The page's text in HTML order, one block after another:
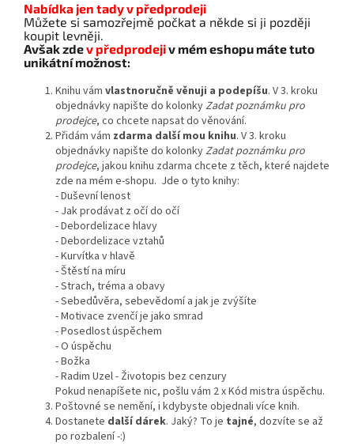
Nabídka jen tady v předprodeji
Můžete si samozřejmě počkat a někde si ji později
koupit levněji.
Avšak zdev předprodejiv mém eshopu máte tuto
unikátní možnost:
Knihu vám vlastnoručně věnuji a podepíšu. V 3. kroku
objednávky napište do kolonkyZadat poznámku pro
prodejce, co chcete napsat do věnování.
Přidám vám zdarma další mou knihu. V 3. kroku
objednávky napište do kolonkyZadat poznámku pro
prodejce, jakou knihu zdarma chcete z těch, které najdete
zde na mém e-shopu. Jde o tyto knihy:
- Duševní lenost
- Jak prodávat z očí do očí
- Debordelizace hlavy
- Debordelizace vztahů
- Kurvítka v hlavě
- Štěstí na míru
- Strach, tréma a obavy
- Sebedůvěra, sebevědomí a jak je zvýšíte
- Motivace zvenčí je jako smrad
- Posedlost úspěchem
- O úspěchu
- Božka
- Radim Uzel - Životopis bez cenzury
Pokud nenapíšete nic, pošlu vám 2 x Kód mistra úspěchu.
Poštovné se nemění, i kdybyste objednali více knih.
Dostanete další dárek. Jaký? To je tajné, dozvíte se až
po rozbalení -:)